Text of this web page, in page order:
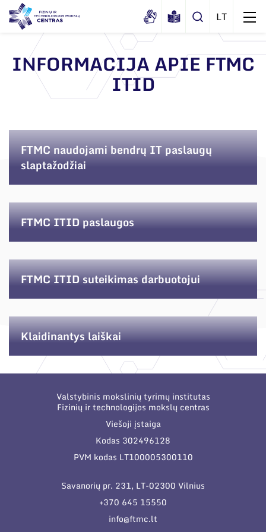
Apie mus
Dokumentai
Sertifikatai ir akreditavimo pažymėjimai
Viešieji pirkimai
Korupcijos prevencija
Darbuotojams
Nuorodos
Narystė nacionalinėse ir tarptautinėse
organizacijose bei asociacijose
Struktūra
Administracija
Administraciniai skyriai
Moksliniai skyriai
Mokslo taryba
Tarptautinė patarėjų taryba
Mokslininkai emeritai
Naujienos
Renginiai
Tinklalaidės
Leidiniai
Bendri rekvizitai
Administracija
Darbuotojų kontaktai
INFORMACIJA APIE FTMC
ITID
FTMC naudojami bendrų IT paslaugų
slaptažodžiai
FTMC ITID paslaugos
FTMC ITID suteikimas darbuotojui
Klaidinantys laiškai
Valstybinis mokslinių tyrimų institutas
Fizinių ir technologijos mokslų centras
Viešoji įstaiga
Kodas 302496128
PVM kodas LT100005300110
Savanorių pr. 231, LT-02300 Vilnius
+370 645 15550
info@ftmc.lt